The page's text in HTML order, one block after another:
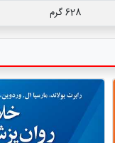
628 گرم